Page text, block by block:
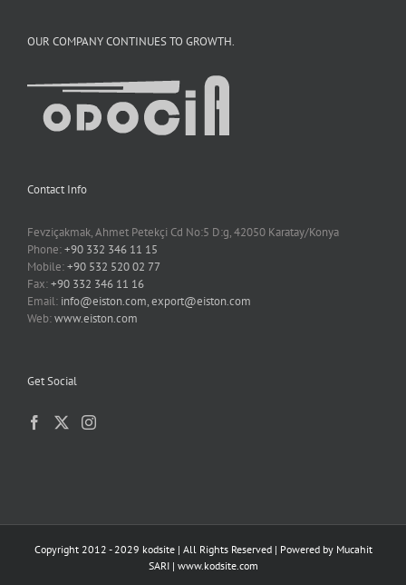
OUR COMPANY CONTINUES TO GROWTH.
Contact Info
Fevziçakmak, Ahmet Petekçi Cd No:5 D:g, 42050 Karatay/Konya
Phone:+90 332 346 11 15
Mobile:+90 532 520 02 77
Fax:+90 332 346 11 16
Email: info@eiston.com, export@eiston.com
Web:www.eiston.com
Get Social
Copyright 2012 - 2029 kodsite | All Rights Reserved | Powered by Mucahit
SARI| www.kodsite.com